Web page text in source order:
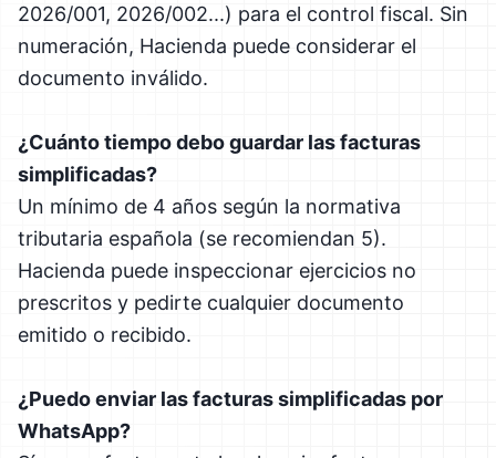
2026/001, 2026/002...) para el control fiscal. Sin
numeración, Hacienda puede considerar el
documento inválido.
¿Cuánto tiempo debo guardar las facturas
simplificadas?
Un mínimo de 4 años según la normativa
tributaria española (se recomiendan 5).
Hacienda puede inspeccionar ejercicios no
prescritos y pedirte cualquier documento
emitido o recibido.
¿Puedo enviar las facturas simplificadas por
WhatsApp?